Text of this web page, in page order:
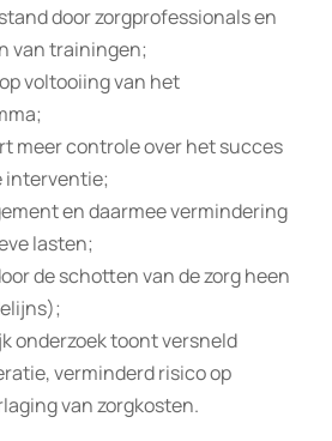
door zorgprofessionals en
van trainingen;
voltooiing van het
meer controle over het succes
interventie;
en daarmee vermindering
lasten;
de schotten van de zorg heen
onderzoek toont versneld
verminderd risico op
van zorgkosten.